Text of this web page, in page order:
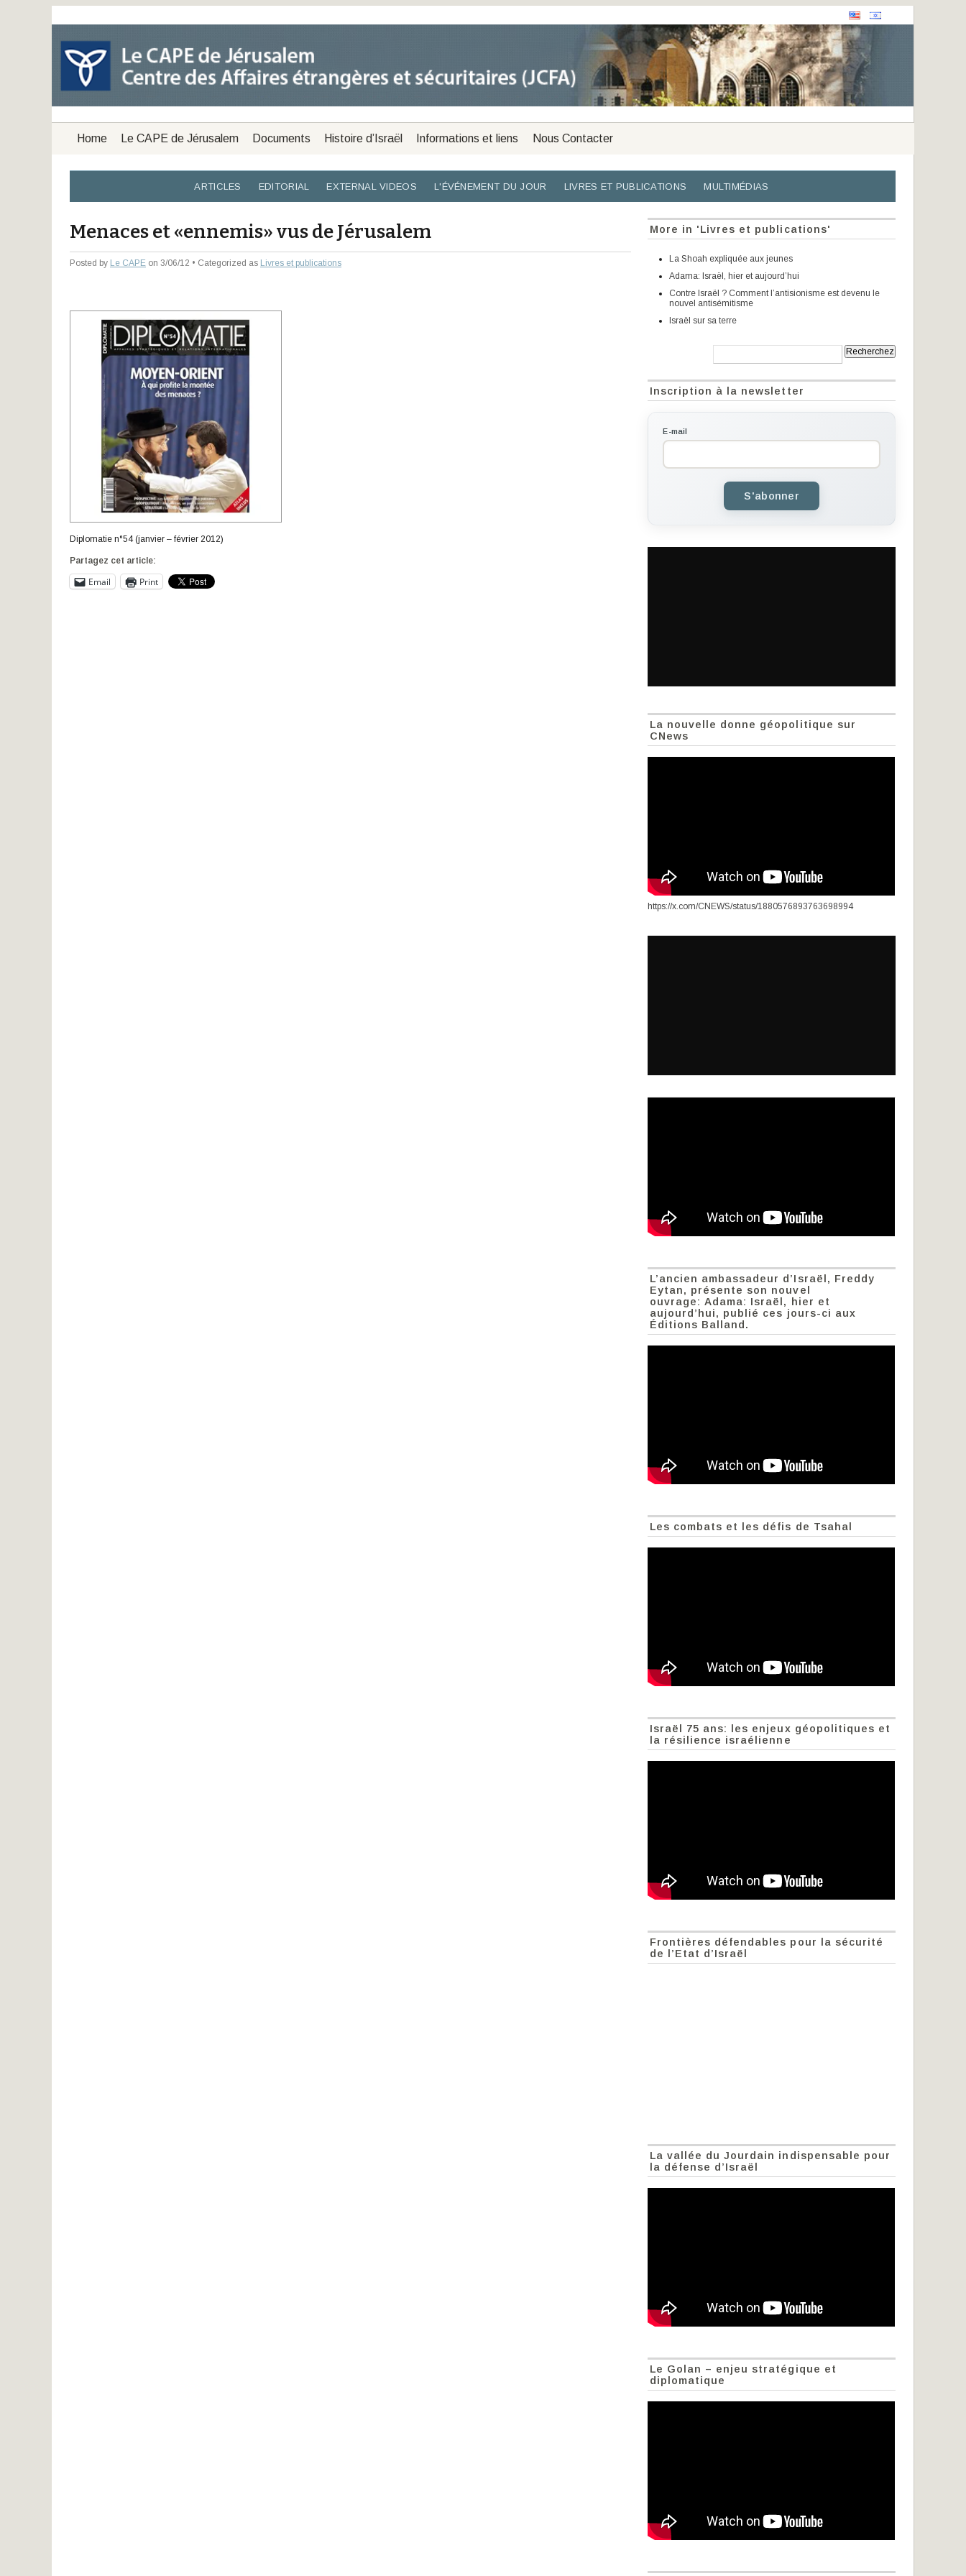
Home Le CAPE de Jérusalem Documents Histoire d’Israël Informations et liens Nous Contacter
ARTICLES EDITORIAL EXTERNAL VIDEOS L'ÉVÉNEMENT DU JOUR LIVRES ET PUBLICATIONS MULTIMÉDIAS
Menaces et «ennemis» vus de Jérusalem
Posted by Le CAPE on 3/06/12 • Categorized as Livres et publications
Diplomatie n°54 (janvier – février 2012)
Partagez cet article:
Email Print
More in 'Livres et publications'
La Shoah expliquée aux jeunes
Adama: Israël, hier et aujourd’hui
Contre Israël ? Comment l’antisionisme est devenu le
nouvel antisémitisme
Israël sur sa terre
Inscription à la newsletter
E-mail
S'abonner
La nouvelle donne géopolitique sur
CNews
https://x.com/CNEWS/status/1880576893763698994
L’ancien ambassadeur d’Israël, Freddy
Eytan, présente son nouvel
ouvrage: Adama: Israël, hier et
aujourd’hui, publié ces jours-ci aux
Éditions Balland.
Les combats et les défis de Tsahal
Israël 75 ans: les enjeux géopolitiques et
la résilience israélienne
Frontières défendables pour la sécurité
de l’Etat d’Israël
La vallée du Jourdain indispensable pour
la défense d’Israël
Le Golan – enjeu stratégique et
diplomatique